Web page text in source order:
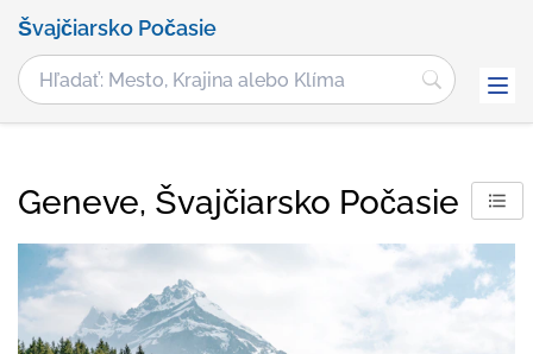
Švajčiarsko Počasie
Geneve, Švajčiarsko Počasie